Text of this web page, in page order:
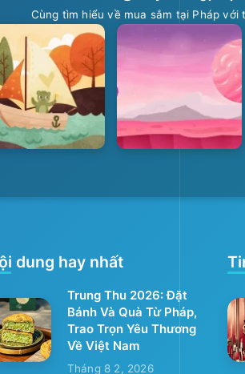
Cùng tìm hiểu về mua sắm tại Pháp với
dung hay nhất
Trung Thu 2026: Đặt
Bánh Và Quà Từ Pháp,
Trao Trọn Yêu Thương
Về Việt Nam
Tháng 8 2, 2026